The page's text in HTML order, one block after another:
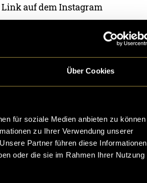
Über Cookies
für soziale Medien anbieten zu können
zu Ihrer Verwendung unserer
Partner führen diese Informationen
oder die sie im Rahmen Ihrer Nutzung
auf dem Instagram